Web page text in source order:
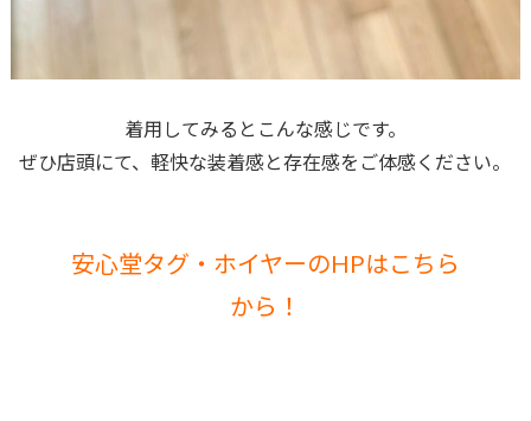
着用してみるとこんな感じです。
ぜひ店頭にて、軽快な装着感と存在感をご体感ください。
安心堂タグ・ホイヤーのHPはこちら
から！